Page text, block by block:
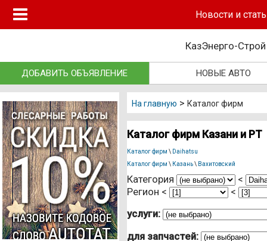
Новости и
КазЭнерго-
ДОБАВИТЬ ОБЪЯВЛЕНИЕ НОВЫЕ АВТО
На главную > Каталог фирм
Каталог фирм Казани и РТ
Каталог фирм \ Daihatsu
Каталог фирм \ Казань\ Вахитовский
Категория
<
Регион <
<
услуги:
для запчастей:
Новые авто
Автосалоны
Запчасти
Автосервисы
Автошколы
Автострахование
Грузоперевозки
Эвакуаторы
Такси Казань